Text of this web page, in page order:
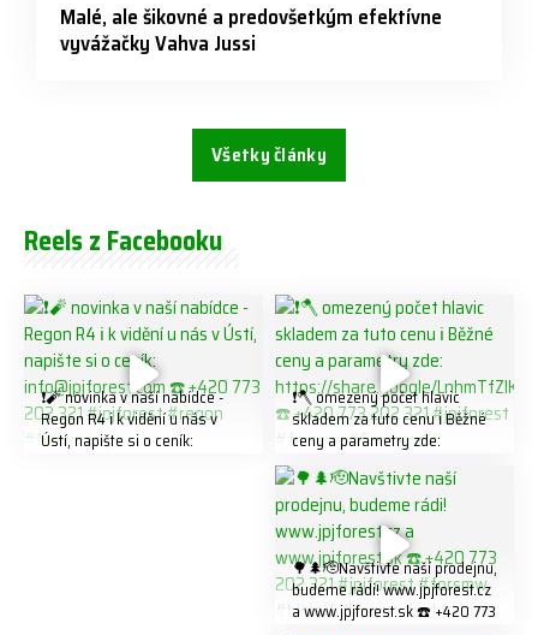
Malé, ale šikovné a predovšetkým efektívne
vyvážačky Vahva Jussi
Všetky články
Reels z Facebooku
❗️🧨 novinka v naší nabídce -
Regon R4 ℹ️ k vidění u nás v
Ústí, napište si o ceník:
❗️🪓 omezený počet hlavic
skladem za tuto cenu ℹ️ Běžné
ceny a parametry zde:
https://share.google/LnhmTfZl
K8W5t7i6o ☎️ +420 773 202
321 #jpjforest #forsmw
#firewood #
🌳🌲🫡Navštivte naší prodejnu,
budeme rádi! www.jpjforest.cz
a www.jpjforest.sk ☎️ +420 773